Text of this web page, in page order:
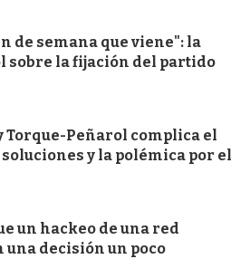
de semana que viene": la
sobre la fijación del partido
Torque-Peñarol complica el
y la polémica por el
un hackeo de una red
decisión un poco